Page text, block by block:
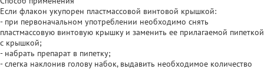
Если флакон укупорен пластмассовой винтовой крышкой:
- при первоначальном употреблении необходимо снять
пластмассовую винтовую крышку и заменить ее прилагаемой пипеткой
с крышкой;
- набрать препарат в пипетку;
- слегка наклонив голову набок, выдавить необходимое количество